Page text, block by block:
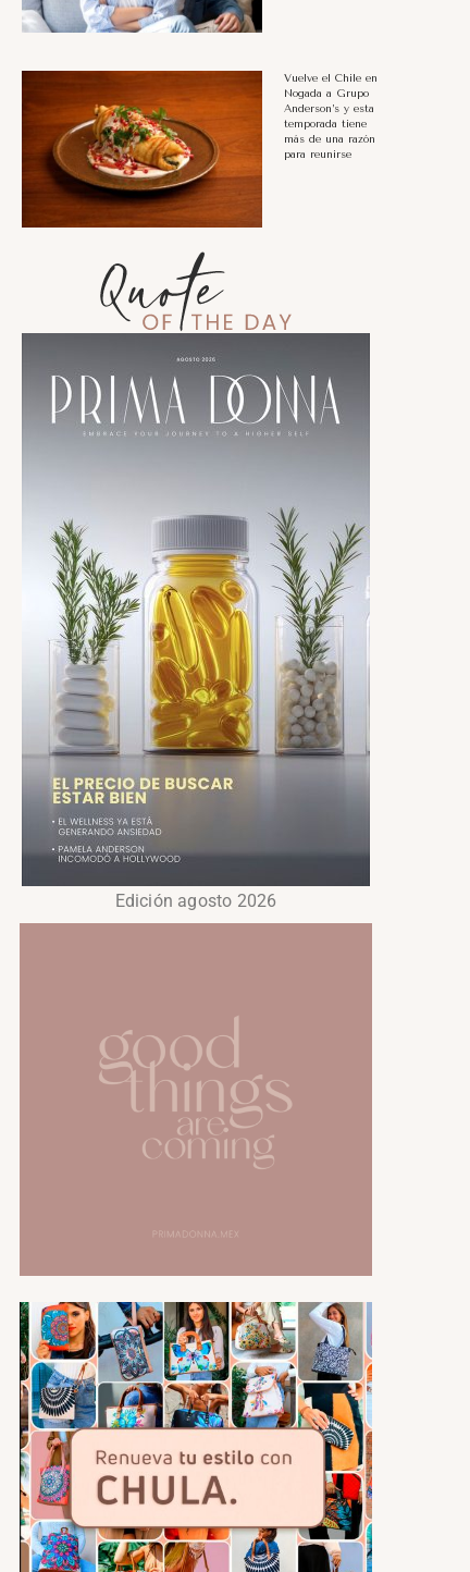
Vuelve el Chile en
Nogada a Grupo
Anderson’s y esta
temporada tiene
más de una razón
para reunirse
Edición agosto 2026